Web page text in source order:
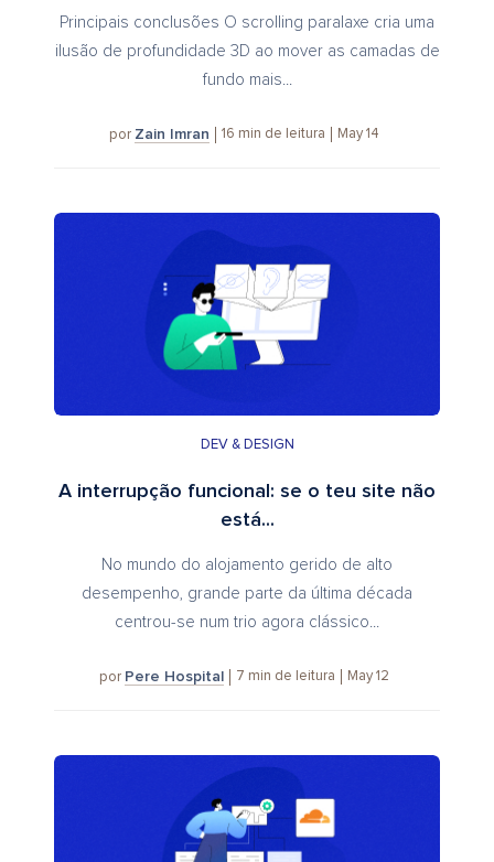
Principais conclusões O scrolling paralaxe cria uma
ilusão de profundidade 3D ao mover as camadas de
fundo mais...
por Zain Imran 16 min de leitura May 14
DEV & DESIGN
A interrupção funcional: se o teu site não
está...
No mundo do alojamento gerido de alto
desempenho, grande parte da última década
centrou-se num trio agora clássico...
por Pere Hospital 7 min de leitura May 12